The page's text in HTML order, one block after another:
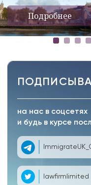
Подробнее
на нас в соцсетях
и будь в курсе
lawfirmlimited